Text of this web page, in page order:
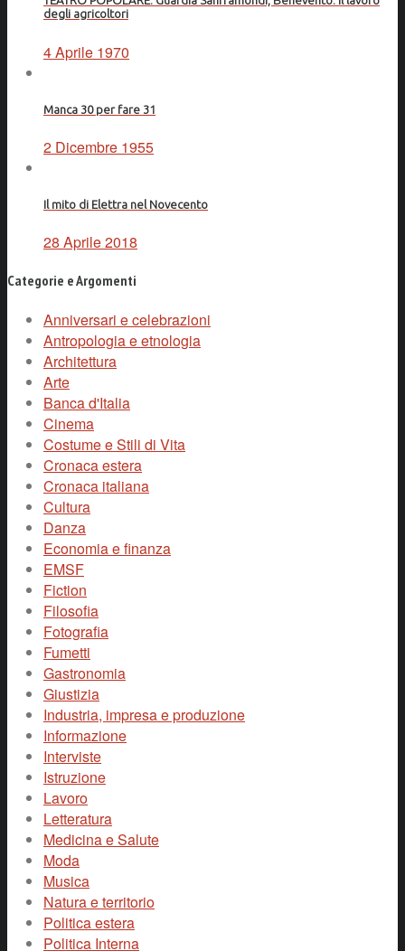
degli agricoltori
4 Aprile 1970
Manca 30 per fare 31
2 Dicembre 1955
Il mito di Elettra nel Novecento
28 Aprile 2018
Categorie e Argomenti
Anniversari e celebrazioni
Antropologia e etnologia
Architettura
Arte
Banca d'Italia
Cinema
Costume e Stili di Vita
Cronaca estera
Cronaca italiana
Cultura
Danza
Economia e finanza
EMSF
Fiction
Filosofia
Fotografia
Fumetti
Gastronomia
Giustizia
Industria, impresa e produzione
Informazione
Interviste
Istruzione
Lavoro
Letteratura
Medicina e Salute
Moda
Musica
Natura e territorio
Politica estera
Politica Interna